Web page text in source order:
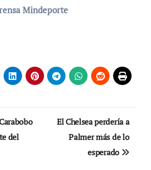
Mindeporte
del
El Chelsea perdería a
Palmer más de lo
esperado